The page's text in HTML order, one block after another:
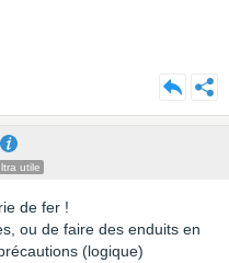
utile
de fer !
ou de faire des enduits en
(logique)